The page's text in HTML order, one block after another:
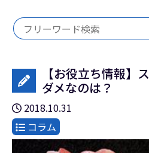
【お役立ち情報】
ダメなのは？
2018.10.31
コラム